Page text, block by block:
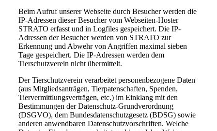
Beim Aufruf unserer Webseite durch Besucher werden die
IP-Adressen dieser Besucher vom Webseiten-Hoster
STRATO erfasst und in Logfiles gespeichert. Die IP-
Adressen der Besucher werden von STRATO zur
Erkennung und Abwehr von Angriffen maximal sieben
Tage gespeichert. Die IP-Adressen werden dem
Tierschutzverein nicht übermittelt.
Der Tierschutzverein verarbeitet personenbezogene Daten
(aus Mitgliedsanträgen, Tierpatenschaften, Spenden,
Tiervermittlungsverträgen, etc.) im Einklang mit den
Bestimmungen der Datenschutz-Grundverordnung
(DSGVO), dem Bundesdatenschutzgesetz (BDSG) sowie
anderen anwendbaren Datenschutzvorschriften. Welche